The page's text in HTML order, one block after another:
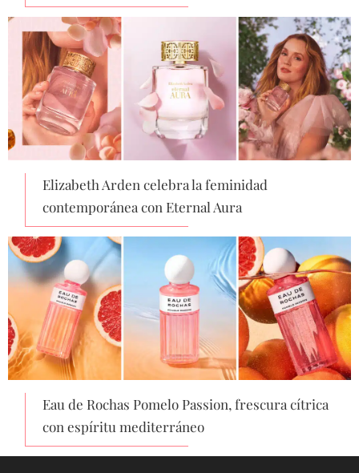
Elizabeth Arden celebra la feminidad
contemporánea con Eternal Aura
Eau de Rochas Pomelo Passion, frescura cítrica
con espíritu mediterráneo